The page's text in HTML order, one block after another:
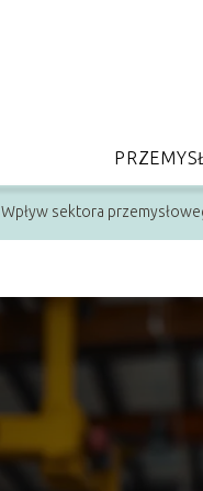
PRZEMYSŁ
Wpływ sektora